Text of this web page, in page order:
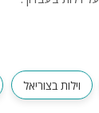
וילות בצוריאל